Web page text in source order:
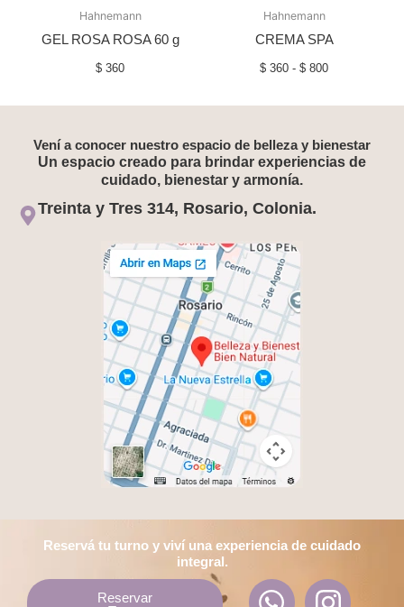
Hahnemann
GEL ROSA ROSA 60 g
$ 360
Hahnemann
CREMA SPA
$ 360 - $ 800
Vení a conocer nuestro espacio de belleza y bienestar
Un espacio creado para brindar experiencias de
cuidado, bienestar y armonía.
Treinta y Tres 314, Rosario, Colonia.
Reservá tu turno y viví una experiencia de cuidado
integral.
Reservar
W
I
F